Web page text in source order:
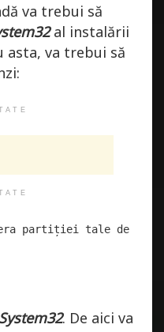
va trebui să
al instalării
asta, va trebui să
partiției tale de
System32. De aici va